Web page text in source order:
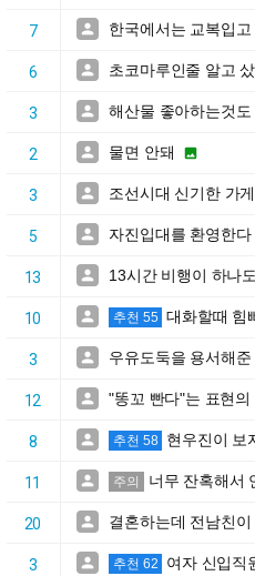
7  한국에서는 교복입
6  초코마루인줄 알고
3  해산물 좋아하는것도
2  물면 안돼 
3  조선시대 신기한 가
5  자진입대를 환영한다
13  13시간 비행이 하나
10  추천 55 대화할때 힘
3  우유도둑을 용서해준
12  "똥꼬 빤다"는 표현의
8  추천 58 현우진이 보
11  주의 너무 잔혹해서
20  결혼하는데 전남친
3  추천 62 여자 신입직